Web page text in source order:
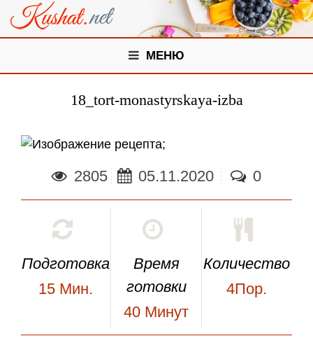
МЕНЮ
18_tort-monastyrskaya-izba
;
2805 05.11.2020 0
Подготовка
15 Мин.
Время
готовки
40 Минут
Количество
4Пор.